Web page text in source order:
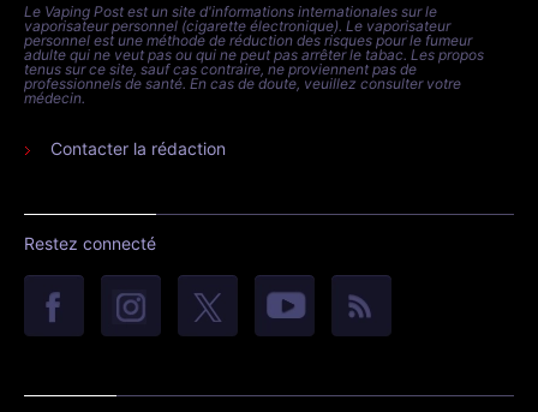
Le Vaping Post est un site d'informations internationales sur le
vaporisateur personnel (cigarette électronique). Le vaporisateur
personnel est une méthode de réduction des risques pour le fumeur
adulte qui ne veut pas ou qui ne peut pas arrêter le tabac. Les propos
tenus sur ce site, sauf cas contraire, ne proviennent pas de
professionnels de santé. En cas de doute, veuillez consulter votre
médecin.
Contacter la rédaction
Restez connecté